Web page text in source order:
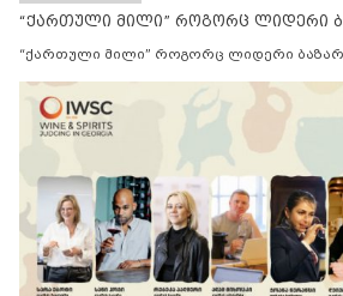
“ქართული მილი” როგორც ლიდერი
“ქართული მილი” როგორც ლიდერი